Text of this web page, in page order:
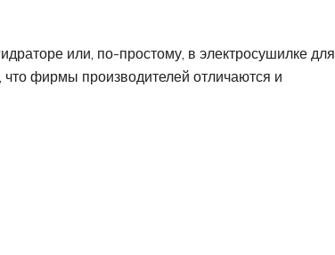
или, по-простому, в электросушилке для
фирмы производителей отличаются и